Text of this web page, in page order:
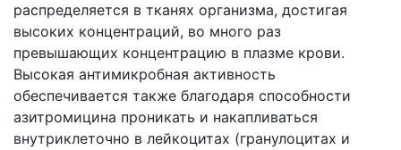
распределяется в тканях организма, достигая
высоких концентраций, во много раз
превышающих концентрацию в плазме крови.
Высокая антимикробная активность
обеспечивается также благодаря способности
азитромицина проникать и накапливаться
внутриклеточно в лейкоцитах (гранулоцитах и